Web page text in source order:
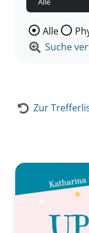
Wählen Sie
Alle
Suche
Zur